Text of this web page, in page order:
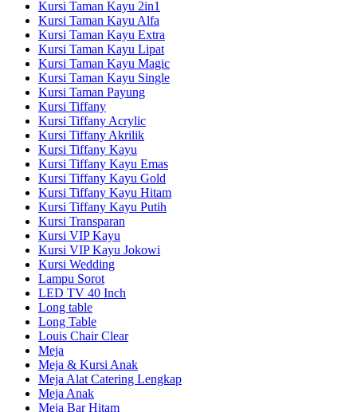
Kursi Taman Kayu 2in1
Kursi Taman Kayu Alfa
Kursi Taman Kayu Extra
Kursi Taman Kayu Lipat
Kursi Taman Kayu Magic
Kursi Taman Kayu Single
Kursi Taman Payung
Kursi Tiffany
Kursi Tiffany Acrylic
Kursi Tiffany Akrilik
Kursi Tiffany Kayu
Kursi Tiffany Kayu Emas
Kursi Tiffany Kayu Gold
Kursi Tiffany Kayu Hitam
Kursi Tiffany Kayu Putih
Kursi Transparan
Kursi VIP Kayu
Kursi VIP Kayu Jokowi
Kursi Wedding
Lampu Sorot
LED TV 40 Inch
Long table
Long Table
Louis Chair Clear
Meja
Meja & Kursi Anak
Meja Alat Catering Lengkap
Meja Anak
Meja Bar Hitam